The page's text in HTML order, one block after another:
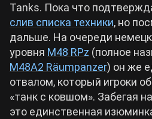
Roblox
Hogwarts Legacy
Cyberpunk 2077
Tanks. Пока что
слив списка техники, но
дальше. На очереди
уровня M48 RPz (полное
M48A2 Räumpanzer) он же
отвалом, который игроки
«танк с ковшом». Забегая
это единственная